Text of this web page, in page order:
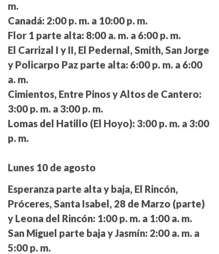
m.
Canadá: 2:00 p. m. a 10:00 p. m.
Flor 1 parte alta: 8:00 a. m. a 6:00 p. m.
El Carrizal I y II, El Pedernal, Smith, San Jorge
y Policarpo Paz parte alta: 6:00 p. m. a 6:00
a. m.
Cimientos, Entre Pinos y Altos de Cantero:
3:00 p. m. a 3:00 p. m.
Lomas del Hatillo (El Hoyo): 3:00 p. m. a 3:00
p. m.
Lunes 10 de agosto
Esperanza parte alta y baja, El Rincón,
Próceres, Santa Isabel, 28 de Marzo (parte)
y Leona del Rincón: 1:00 p. m. a 1:00 a. m.
San Miguel parte baja y Jasmín: 2:00 a. m. a
5:00 p. m.